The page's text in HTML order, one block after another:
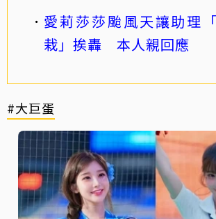
愛莉莎莎颱風天讓助理
栽」挨轟 本人親回應
#大巨蛋